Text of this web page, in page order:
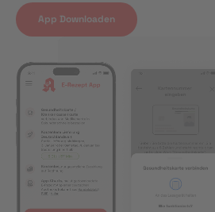
App Downloaden